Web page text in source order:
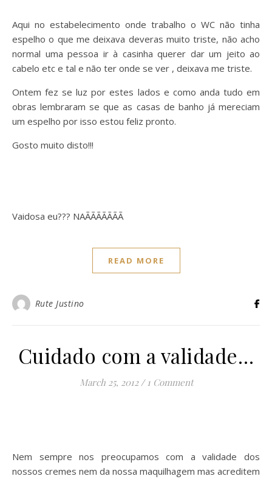
Aqui no estabelecimento onde trabalho o WC não tinha
espelho o que me deixava deveras muito triste, não acho
normal uma pessoa ir à casinha querer dar um jeito ao
cabelo etc e tal e não ter onde se ver , deixava me triste.
Ontem fez se luz por estes lados e como anda tudo em
obras lembraram se que as casas de banho já mereciam
um espelho por isso estou feliz pronto.
Gosto muito disto!!!
Vaidosa eu??? NAÃÃÃÃÃÃÃ
READ MORE
Rute Justino
Cuidado com a validade…
March 25, 2012 / 1 Comment
Nem sempre nos preocupamos com a validade dos
nossos cremes nem da nossa maquilhagem mas acreditem